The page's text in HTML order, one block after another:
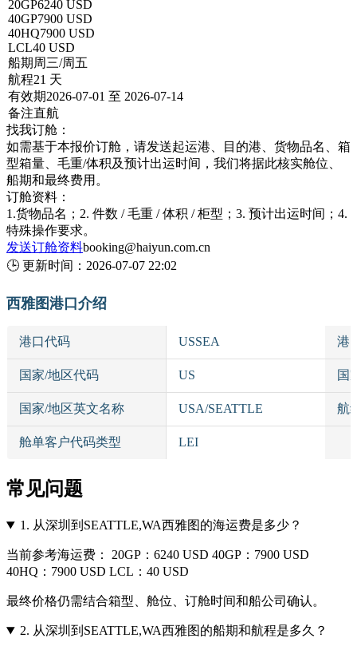
20GP6240 USD
40GP7900 USD
40HQ7900 USD
LCL40 USD
船期 周三/周五
航程21 天
有效期2026-07-01 至 2026-07-14
备注直航
找我订舱：
如需基于本报价订舱，请发送起运港、目的港、货物品名、箱
型箱量、毛重/体积及预计出运时间，我们将据此核实舱位、
船期和最终费用。
订舱资料：
1.货物品名；2. 件数 / 毛重 / 体积 / 柜型；3. 预计出运时间；4.
特殊操作要求。
发送订舱资料booking@haiyun.com.cn
🕒 更新时间： 2026-07-07 22:02
西雅图港口介绍
港口代码 USSEA 港
国家/地区代码 US 国
国家/地区英文名称 USA/SEATTLE 航
舱单客户代码类型 LEI
常见问题
1. 从深圳到SEATTLE,WA西雅图的海运费是多少？
当前参考海运费： 20GP：6240 USD 40GP：7900 USD
40HQ：7900 USD LCL：40 USD
最终价格仍需结合箱型、舱位、订舱时间和船公司确认。
2. 从深圳到SEATTLE,WA西雅图的船期和航程是多久？